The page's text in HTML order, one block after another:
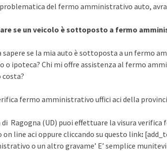
del fermo amministrativo auto,
se un veicolo è sottoposto a fermo
sapere se la mia auto è sottoposta a un fermo
o ipoteca? Chi mi offre assistenza al fermo
costa?
fermo amministrativo uffici aci della
Ragogna (UD) puoi effettuare la visura
on line aci oppure cliccando su questo link:
o un altro gravame’ E’ semplice